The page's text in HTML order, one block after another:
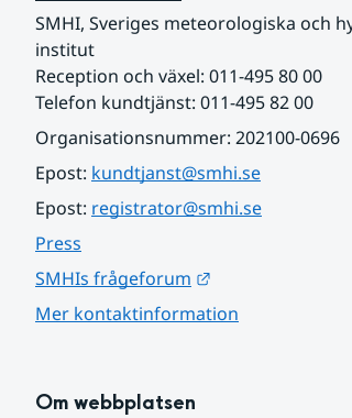
SMHI, Sveriges meteorologiska och
institut
Reception och växel: 011-495 80 00
Telefon kundtjänst: 011-495 82 00
Organisationsnummer: 202100-0696
Epost: kundtjanst@smhi.se
Epost: registrator@smhi.se
Press
SMHIs frågeforum
Mer kontaktinformation
Om webbplatsen